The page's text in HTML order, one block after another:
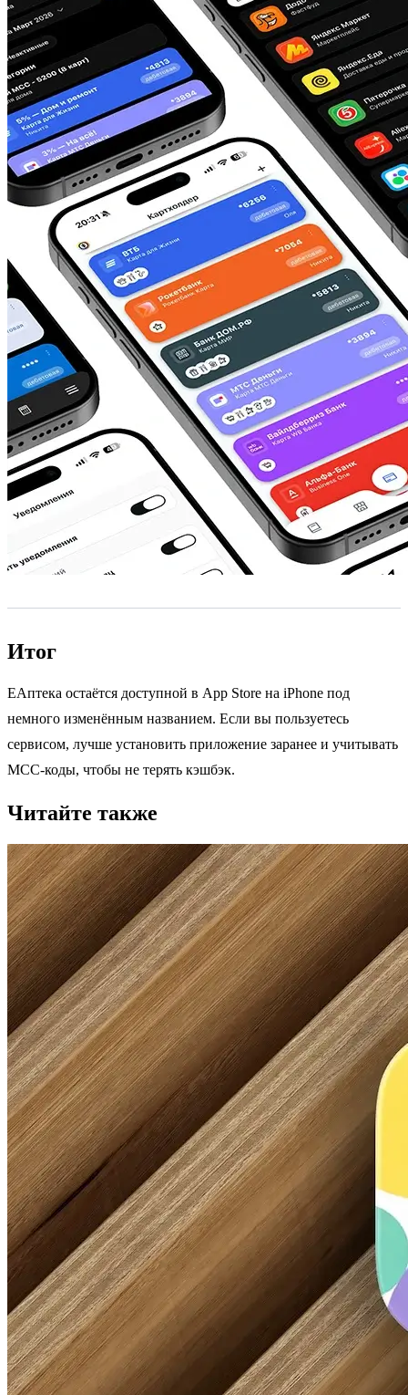
Итог
ЕАптека остаётся доступной в App Store на iPhone под
немного изменённым названием. Если вы пользуетесь
сервисом, лучше установить приложение заранее и учитывать
MCC-коды, чтобы не терять кэшбэк.
Читайте также